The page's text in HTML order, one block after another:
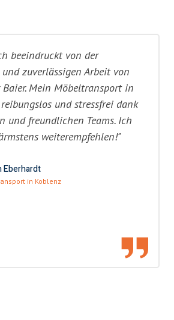
beeindruckt von der
zuverlässigen Arbeit von
Baier. Mein Möbeltransport in
und stressfrei dank
und freundlichen Teams. Ich
weiterempfehlen!"
Eberhardt
in Koblenz